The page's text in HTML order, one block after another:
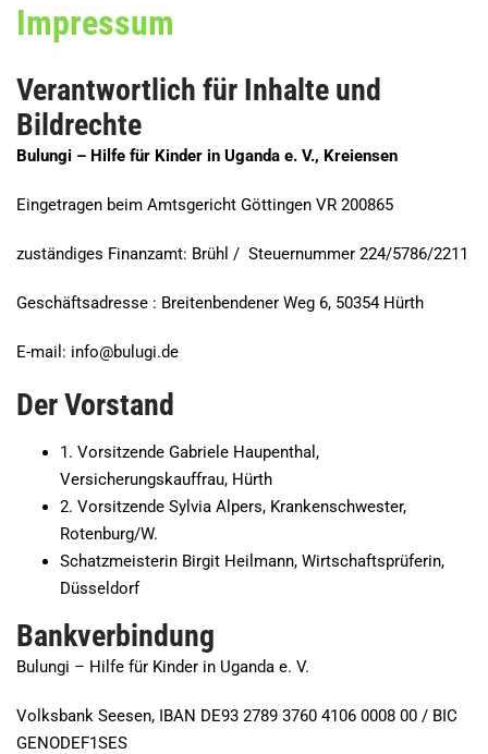
Impressum
Verantwortlich für Inhalte und
Bildrechte
Bulungi – Hilfe für Kinder in Uganda e. V., Kreiensen
Eingetragen beim Amtsgericht Göttingen VR 200865
zuständiges Finanzamt: Brühl / Steuernummer 224/5786/2211
Geschäftsadresse : Breitenbendener Weg 6, 50354 Hürth
E-mail: info@bulugi.de
Der Vorstand
1. Vorsitzende Gabriele Haupenthal,
Versicherungskauffrau, Hürth
2. Vorsitzende Sylvia Alpers, Krankenschwester,
Rotenburg/W.
Schatzmeisterin Birgit Heilmann, Wirtschaftsprüferin,
Düsseldorf
Bankverbindung
Bulungi – Hilfe für Kinder in Uganda e. V.
Volksbank Seesen, IBAN DE93 2789 3760 4106 0008 00 / BIC
GENODEF1SES